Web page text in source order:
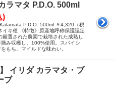
ラマタ P.D.O. 500ml
)
P.D.O. 500ml ￥4,320（税
キ種 《特徴》原産地呼称保護認定
厳選された農園で栽培された成熟し
み収穫し、100%使用。スパイシ
もち、マイルドな味わい。
イリダ カラマタ・ブ
ブ